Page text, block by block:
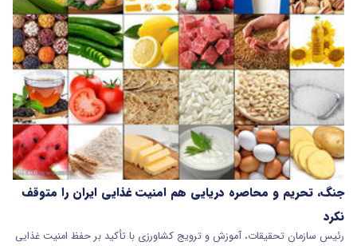
جنگ، تحریم و محاصره دریایی هم امنیت غذایی ایران را متوقف
نکرد
رئیس سازمان تحقیقات، آموزش و ترویج کشاورزی با تأکید بر حفظ امنیت غذایی